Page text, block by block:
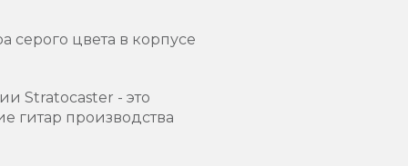
серого цвета в корпусе
Stratocaster - это
гитар производства